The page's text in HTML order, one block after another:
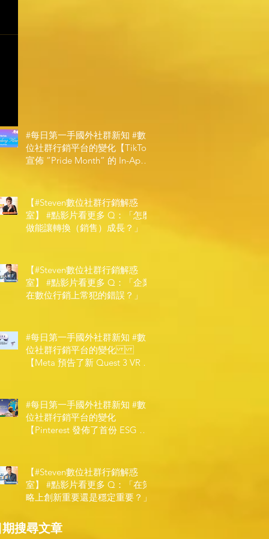
#每日第一手國外社群新知 #數
位社群行銷平台的變化【TikTok
宣佈 ”Pride Month” 的 In-App
【#Steven數位社群行銷解惑
室】 #點影片看更多​ Q：「怎麼
做能讓轉換（銷售）成長？」
【#Steven數位社群行銷解惑
室】 #點影片看更多​ Q：「企業
在數位行銷上常犯的錯誤？」
#每日第一手國外社群新知 #數
位社群行銷平台的變化
【Meta 預告了新 Quest 3 VR 耳
#每日第一手國外社群新知 #數
位社群行銷平台的變化
【Pinterest 發佈了首份 ESG 報
【#Steven數位社群行銷解惑
室】 #點影片看更多​ Q：「在策
略上創新重要還是穩定重要？」
搜尋文章